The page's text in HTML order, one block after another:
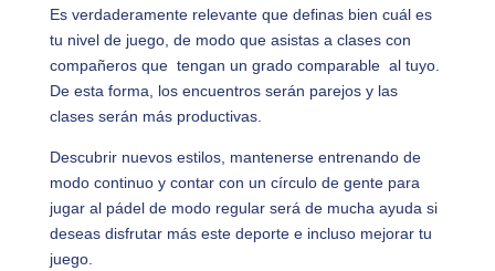
Es verdaderamente relevante que definas bien cuál es
tu nivel de juego, de modo que asistas a clases con
compañeros que tengan un grado comparable al tuyo.
De esta forma, los encuentros serán parejos y las
clases serán más productivas.
Descubrir nuevos estilos, mantenerse entrenando de
modo continuo y contar con un círculo de gente para
jugar al pádel de modo regular será de mucha ayuda si
deseas disfrutar más este deporte e incluso mejorar tu
juego.